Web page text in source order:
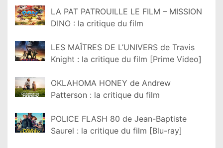
LA PAT PATROUILLE LE FILM – MISSION
DINO : la critique du film
LES MAÎTRES DE L’UNIVERS de Travis
Knight : la critique du film [Prime Video]
OKLAHOMA HONEY de Andrew
Patterson : la critique du film
POLICE FLASH 80 de Jean-Baptiste
Saurel : la critique du film [Blu-ray]